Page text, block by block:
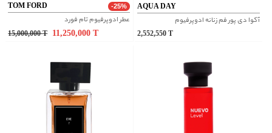
TOM FORD -25%
عطر ادوپرفیوم تام فورد
15,000,000 T 11,250,000
AQUA DAY
آکوا دی پور فم زنانه ادوپرفیوم
2,552,550